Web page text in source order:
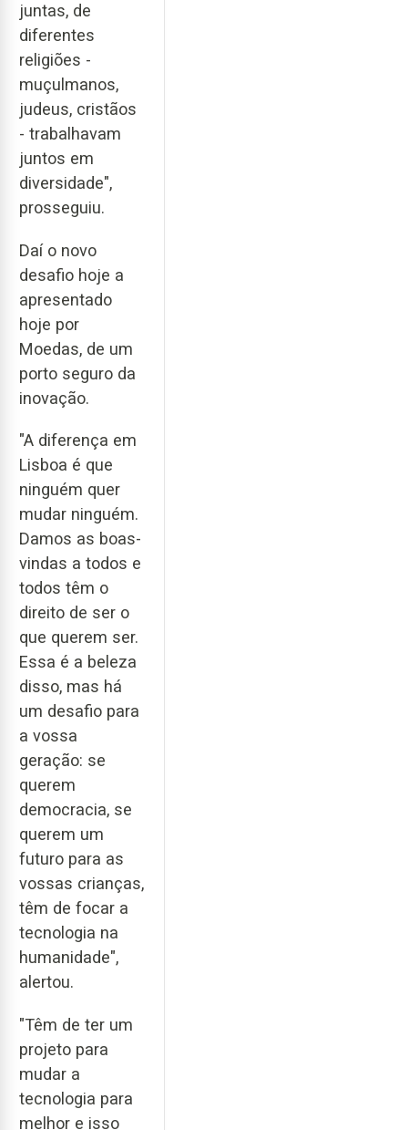
juntas, de
diferentes
religiões -
muçulmanos,
judeus, cristãos
- trabalhavam
juntos em
diversidade",
prosseguiu.
Daí o novo
desafio hoje a
apresentado
hoje por
Moedas, de um
porto seguro da
inovação.
"A diferença em
Lisboa é que
ninguém quer
mudar ninguém.
Damos as boas-
vindas a todos e
todos têm o
direito de ser o
que querem ser.
Essa é a beleza
disso, mas há
um desafio para
a vossa
geração: se
querem
democracia, se
querem um
futuro para as
vossas crianças,
têm de focar a
tecnologia na
humanidade",
alertou.
"Têm de ter um
projeto para
mudar a
tecnologia para
melhor e isso